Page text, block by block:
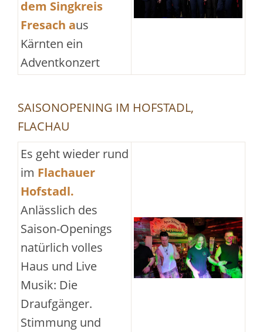
dem Singkreis
Fresach aus
Kärnten ein
Adventkonzert
SAISONOPENING IM HOFSTADL,
FLACHAU
Es geht wieder rund
im Flachauer
Hofstadl.
Anlässlich des
Saison-Openings
natürlich volles
Haus und Live
Musik: Die
Draufgänger.
Stimmung und